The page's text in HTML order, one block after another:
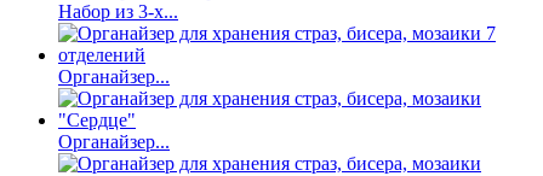
Набор из 3-х...
Органайзер...
Органайзер...